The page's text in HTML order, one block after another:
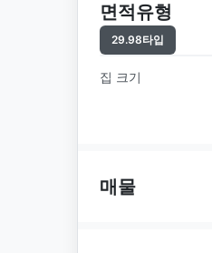
면적유형
29.98타입
집 크기
매물